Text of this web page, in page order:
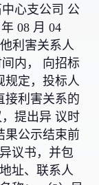
心支公司 公
08 月 04
利害关系人
内， 向招标
规定，投标人
接利害关系的
提出异 议时
果公示结束前
议书，并包
址、联系人